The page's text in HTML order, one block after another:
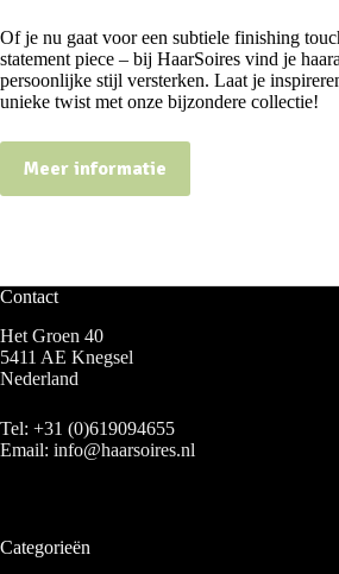
Of je nu gaat voor een subtiele finishing
statement piece – bij HaarSoires vind je
persoonlijke stijl versterken. Laat je
unieke twist met onze bijzondere collectie!
Meer informatie
Contact
Het Groen 40
5411 AE Knegsel
Nederland
Tel: +31 (0)619094655
Email: info@haarsoires.nl
Categorieën